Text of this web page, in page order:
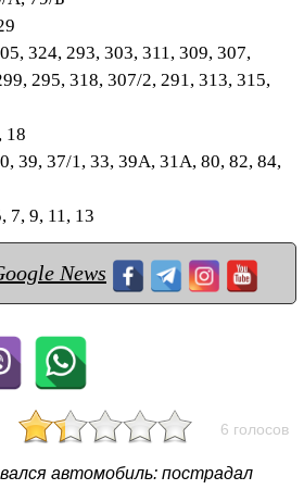
324, 293, 303, 311, 309, 307,
295, 318, 307/2, 291, 313, 315,
18
39, 37/1, 33, 39A, 31A, 80, 82, 84,
7, 9, 11, 13
News
6 голосов
автомобиль: пострадал